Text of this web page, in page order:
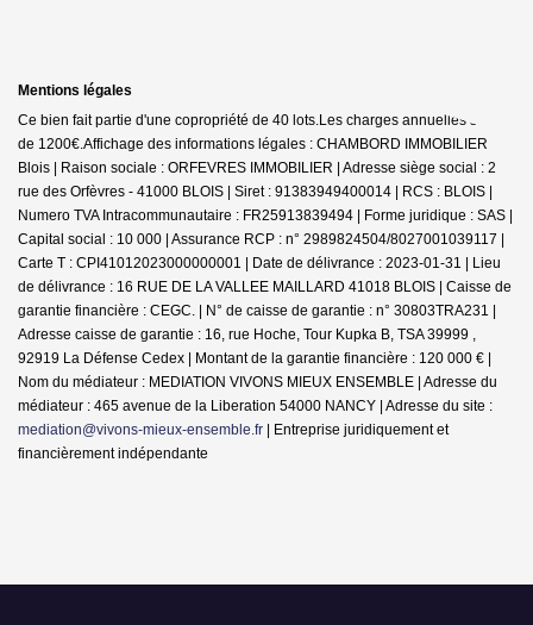
Mentions légales
Ce bien fait partie d'une copropriété de 40 lots.Les charges annuelles sont
de 1200€.Affichage des informations légales : CHAMBORD IMMOBILIER
Blois | Raison sociale : ORFEVRES IMMOBILIER | Adresse siège social : 2
rue des Orfèvres - 41000 BLOIS | Siret : 91383949400014 | RCS : BLOIS |
Numero TVA Intracommunautaire : FR25913839494 | Forme juridique : SAS |
Capital social : 10 000 | Assurance RCP : n° 2989824504/8027001039117 |
Carte T : CPI41012023000000001 | Date de délivrance : 2023-01-31 | Lieu
de délivrance : 16 RUE DE LA VALLEE MAILLARD 41018 BLOIS | Caisse de
garantie financière : CEGC. | N° de caisse de garantie : n° 30803TRA231 |
Adresse caisse de garantie : 16, rue Hoche, Tour Kupka B, TSA 39999 ,
92919 La Défense Cedex | Montant de la garantie financière : 120 000 € |
Nom du médiateur : MEDIATION VIVONS MIEUX ENSEMBLE | Adresse du
médiateur : 465 avenue de la Liberation 54000 NANCY | Adresse du site :
mediation@vivons-mieux-ensemble.fr | Entreprise juridiquement et
financièrement indépendante